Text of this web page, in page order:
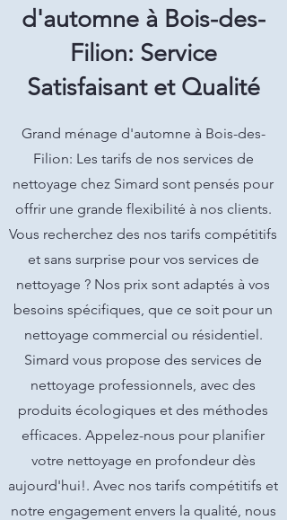
d'automne à Bois-des-
Filion: Service
Satisfaisant et Qualité
Grand ménage d'automne à Bois-des-
Filion: Les tarifs de nos services de
nettoyage chez Simard sont pensés pour
offrir une grande flexibilité à nos clients.
Vous recherchez des nos tarifs compétitifs
et sans surprise pour vos services de
nettoyage ? Nos prix sont adaptés à vos
besoins spécifiques, que ce soit pour un
nettoyage commercial ou résidentiel.
Simard vous propose des services de
nettoyage professionnels, avec des
produits écologiques et des méthodes
efficaces. Appelez-nous pour planifier
votre nettoyage en profondeur dès
aujourd'hui!. Avec nos tarifs compétitifs et
notre engagement envers la qualité, nous